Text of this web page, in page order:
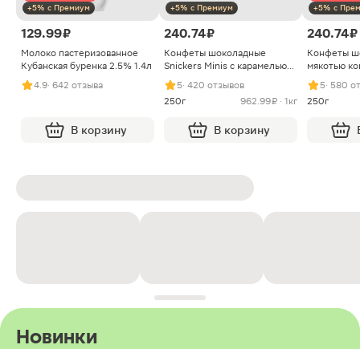
+5% с Премиум
129.99 ₽
Молоко пастеризованное
Кубанская буренка 2.5% 1.4л
4.9· 642 отзыва
В корзину
+5% с Премиум
240.74 ₽
Конфеты шоколадные
Snickers Minis с карамелью
арахисом и нугой
5· 420 отзывов
250г
962.99 ₽ · 1кг
В корзину
+5% с
240.74 ₽
Конфеты
мякотью
5· 580
250г
Новинки